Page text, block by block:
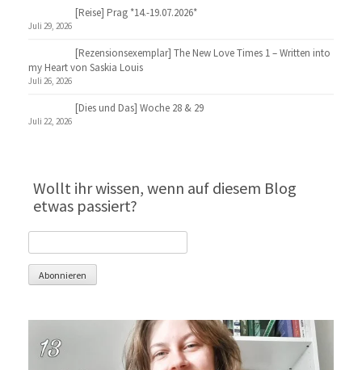
[Reise] Prag *14.-19.07.2026*
Juli 29, 2026
[Rezensionsexemplar] The New Love Times 1 – Written into
my Heart von Saskia Louis
Juli 26, 2026
[Dies und Das] Woche 28 & 29
Juli 22, 2026
Wollt ihr wissen, wenn auf diesem Blog
etwas passiert?